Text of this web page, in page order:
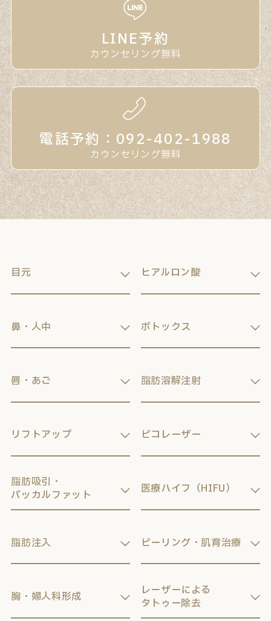
LINE予約
カウンセリング無料
電話予約：092-402-1988
カウンセリング無料
目元
鼻・人中
唇・あご
リフトアップ
脂肪吸引・
バッカルファット
脂肪注入
胸・婦人科形成
ヒアルロン酸
ボトックス
脂肪溶解注射
ピコレーザー
医療ハイフ（HIFU）
ピーリング・肌育治療
レーザーによる
タトゥー除去